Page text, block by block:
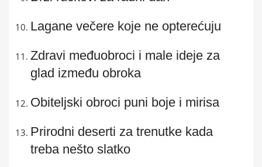
Lagane večere koje ne opterećuju
Zdravi međuobroci i male ideje za
glad između obroka
Obiteljski obroci puni boje i mirisa
Prirodni deserti za trenutke kada
treba nešto slatko